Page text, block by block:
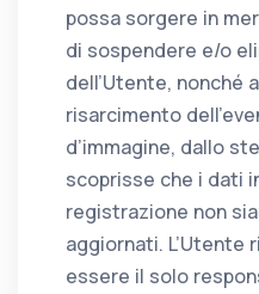
possa sorgere in
di sospendere e/o
dell’Utente, nonché
risarcimento
d’immagine, dallo
scoprisse che i dati
registrazione non
aggiornati. L’Utente
essere il solo